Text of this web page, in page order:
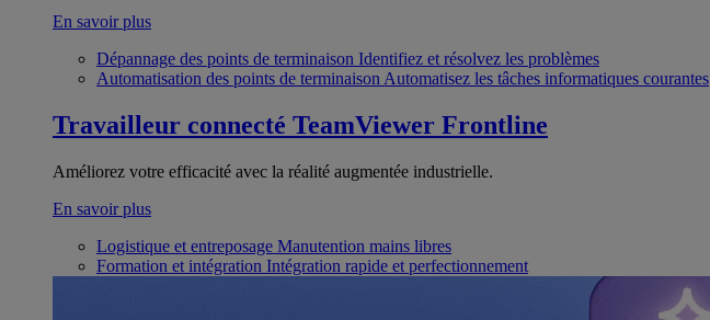
En savoir plus
Dépannage des points de terminaison Identifiez et résolvez les problèmes
Automatisation des points de terminaison Automatisez les tâches informatiques courantes
Travailleur connecté TeamViewer Frontline
Améliorez votre efficacité avec la réalité augmentée industrielle.
En savoir plus
Logistique et entreposage Manutention mains libres
Formation et intégration Intégration rapide et perfectionnement